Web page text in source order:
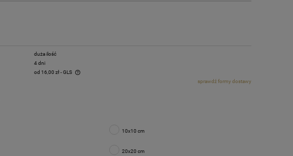
duża ilość
4 dni
od 16,00 zł- GLS
sprawdź formy dostawy
10x10 cm
20x20 cm